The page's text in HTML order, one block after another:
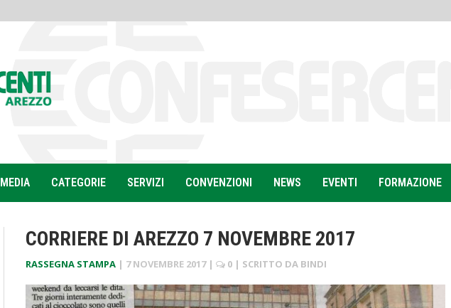
MEDIA CATEGORIE SERVIZI CONVENZIONI NEWS EVENTI FORMAZIONE
CORRIERE DI AREZZO 7 NOVEMBRE 2017
RASSEGNA STAMPA | 7 NOVEMBRE 2017 | 0 | SCRITTO DA BINDI